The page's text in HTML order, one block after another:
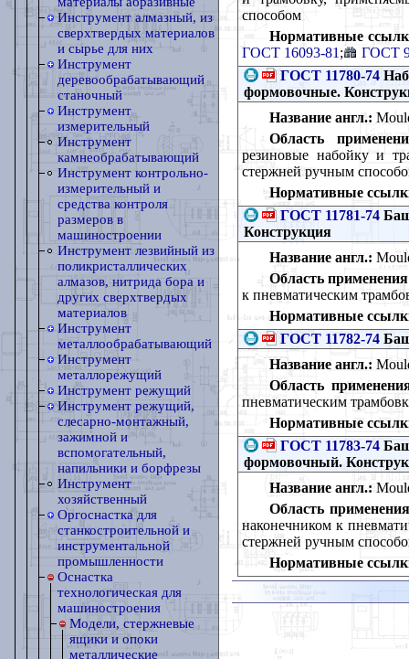
Инструмент алмазный, из
сверхтвердых материалов
и сырье для них
Инструмент
деревообрабатывающий
станочный
Инструмент
измерительный
Инструмент
камнеобрабатывающий
Инструмент контрольно-
измерительный и
средства контроля
размеров в
машиностроении
Инструмент лезвийный из
поликристаллических
алмазов, нитрида бора и
других сверхтвердых
материалов
Инструмент
металлообрабатывающий
Инструмент
металлорежущий
Инструмент режущий
Инструмент режущий,
слесарно-монтажный,
зажимной и
вспомогательный,
напильники и борфрезы
Инструмент
хозяйственный
Оргоснастка для
станкостроительной и
инструментальной
промышленности
Оснастка
технологическая для
машиностроения
Модели, стержневые
ящики и опоки
металлические
способом
Нормативные
ГОСТ 16093-81 ;
ГОСТ
ГОСТ 11780-74
формовочные.
Название англ.:
Область
резиновые набойку и
стержней ручным
Нормативные
ГОСТ 11781-74
Конструкция
Название англ.:
Область
к пневматическим
Нормативные
ГОСТ 11782-74
Название англ.:
Область
пневматическим
Нормативные
ГОСТ 11783-74
формовочный.
Название англ.:
Область
наконечником к
стержней ручным
Нормативные